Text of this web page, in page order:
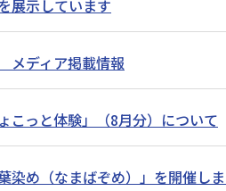
展示しています
メディア掲載情報
こっと体験」（8月分）について
染め（なまばぞめ）」を開催しま